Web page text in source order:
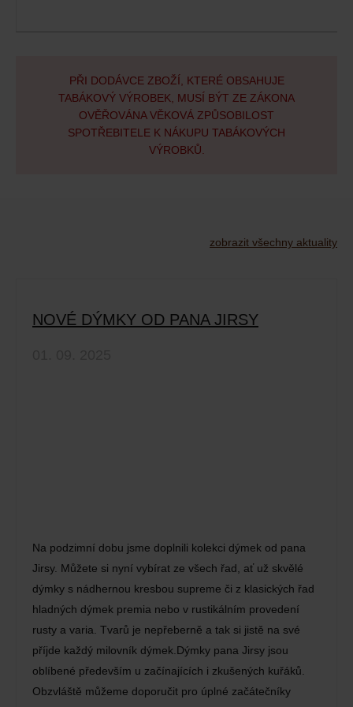
PŘI DODÁVCE ZBOŽÍ, KTERÉ OBSAHUJE
TABÁKOVÝ VÝROBEK, MUSÍ BÝT ZE ZÁKONA
OVĚŘOVÁNA VĚKOVÁ ZPŮSOBILOST
SPOTŘEBITELE K NÁKUPU TABÁKOVÝCH
VÝROBKŮ.
zobrazit všechny aktuality
NOVÉ DÝMKY OD PANA JIRSY
Na podzimní dobu jsme doplnili kolekci dýmek od pana
Jirsy. Můžete si nyní vybírat ze všech řad, ať už skvělé
dýmky s nádhernou kresbou supreme či z klasických řad
hladných dýmek premia nebo v rustikálním provedení
rusty a varia. Tvarů je nepřeberně a tak si jistě na své
příjde každý milovník dýmek.Dýmky pana Jirsy jsou
oblíbené především u začínajících i zkušených kuřáků.
Obzvláště můžeme doporučit pro úplné začátečníky